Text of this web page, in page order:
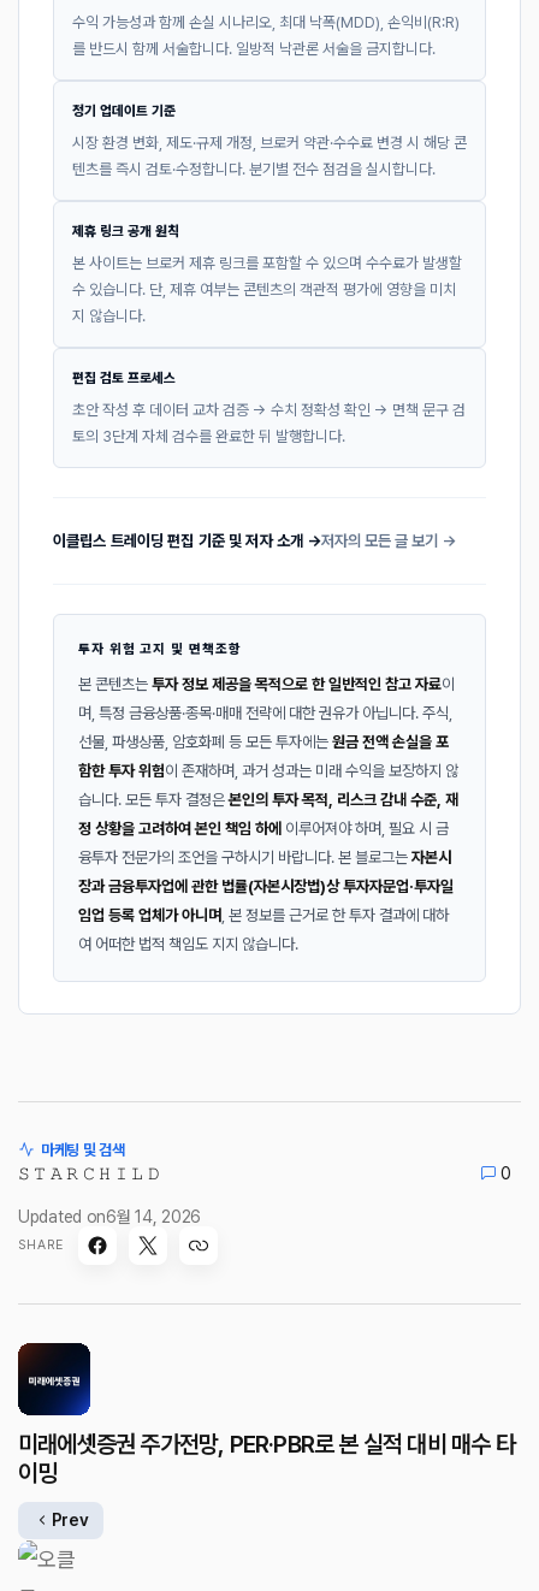
수익 가능성과 함께 손실 시나리오, 최대 낙폭(MDD), 손익비(R:R)
를 반드시 함께 서술합니다. 일방적 낙관론 서술을 금지합니다.
정기 업데이트 기준
시장 환경 변화, 제도·규제 개정, 브로커 약관·수수료 변경 시 해당 콘
텐츠를 즉시 검토·수정합니다. 분기별 전수 점검을 실시합니다.
제휴 링크 공개 원칙
본 사이트는 브로커 제휴 링크를 포함할 수 있으며 수수료가 발생할
수 있습니다. 단, 제휴 여부는 콘텐츠의 객관적 평가에 영향을 미치
지 않습니다.
편집 검토 프로세스
초안 작성 후 데이터 교차 검증 → 수치 정확성 확인 → 면책 문구 검
토의 3단계 자체 검수를 완료한 뒤 발행합니다.
이클립스 트레이딩 편집 기준 및 저자 소개 →저자의 모든 글 보기 →
투자 위험 고지 및 면책조항
본 콘텐츠는 투자 정보 제공을 목적으로 한 일반적인 참고 자료이
며, 특정 금융상품·종목·매매 전략에 대한 권유가 아닙니다. 주식,
선물, 파생상품, 암호화폐 등 모든 투자에는 원금 전액 손실을 포
함한 투자 위험이 존재하며, 과거 성과는 미래 수익을 보장하지 않
습니다. 모든 투자 결정은본인의 투자 목적, 리스크 감내 수준, 재
정 상황을 고려하여 본인 책임 하에 이루어져야 하며, 필요 시 금
융투자 전문가의 조언을 구하시기 바랍니다. 본 블로그는 자본시
장과 금융투자업에 관한 법률(자본시장법)상 투자자문업·투자일
임업 등록 업체가 아니며 , 본 정보를 근거로 한 투자 결과에 대하
여 어떠한 법적 책임도 지지 않습니다.
마케팅 및 검색
𝚂 𝚃 𝙰 𝚁 𝙲 𝙷 𝙸 𝙻 𝙳 0
Updated on6월 14, 2026
SHARE
미래에셋증권 주가전망, PER·PBR로 본 실적 대비 매수 타
이밍
Prev